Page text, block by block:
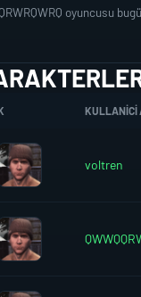
oyuncusu
KULLANICI
voltren